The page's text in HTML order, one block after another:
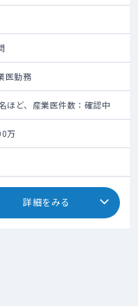
医勤務
ほど、産業医件数：確認中
万
詳細をみる